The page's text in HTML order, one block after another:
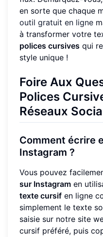
en sorte que chaque
outil gratuit en ligne
à transformer votre
polices cursives qui
style unique !
Foire Aux
Polices
Réseaux
Comment écrire
Instagram ?
Vous pouvez
sur Instagram en
texte cursif en ligne
simplement le texte
saisie sur notre site
cursif préféré, puis